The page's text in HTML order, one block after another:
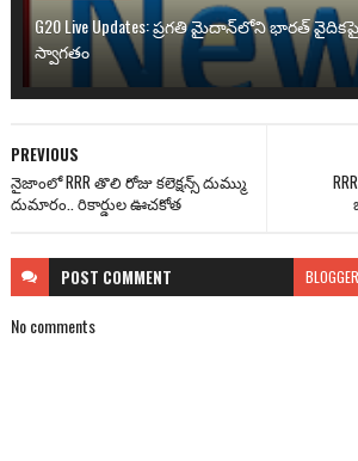
G20 Live Updates: ప్రగతి మైదాన్‌లోని భారత్
స్వాగతం
PREVIOUS
నైజాంలో RRR తొలి రోజు కలెక్షన్స్ దుమ్ము
దుమారం.. రికార్డుల ఊచకోత
POST COMMENT BLOGGER
No comments